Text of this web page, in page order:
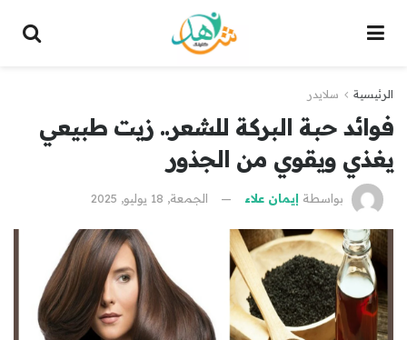
الرئيسية سلايدر
فوائد حبة البركة للشعر.. زيت طبيعي
يغذي ويقوي من الجذور
بواسطة إيمان علاء الجمعة, 18 يوليو, 2025